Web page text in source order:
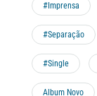
#Imprensa
#Separação
#Single
Album Novo